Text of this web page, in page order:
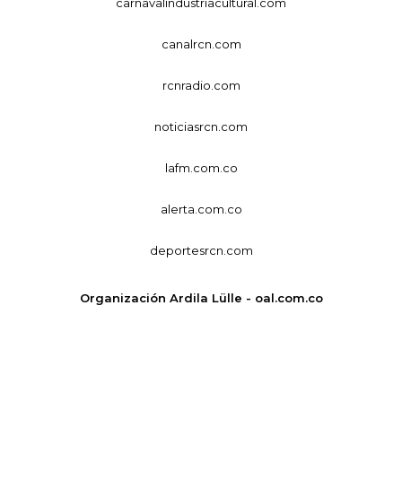
canalrcn.com
rcnradio.com
noticiasrcn.com
lafm.com.co
alerta.com.co
deportesrcn.com
Organización Ardila Lülle - oal.com.co